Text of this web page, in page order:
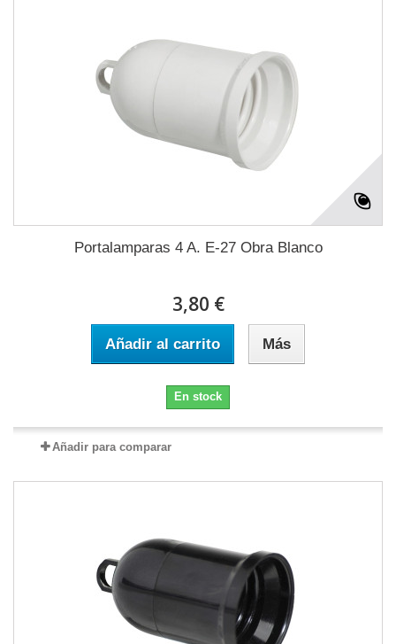
Portalamparas 4 A. E-27 Obra Blanco
3,80 €
Añadir al carrito Más
En stock
Añadir para comparar